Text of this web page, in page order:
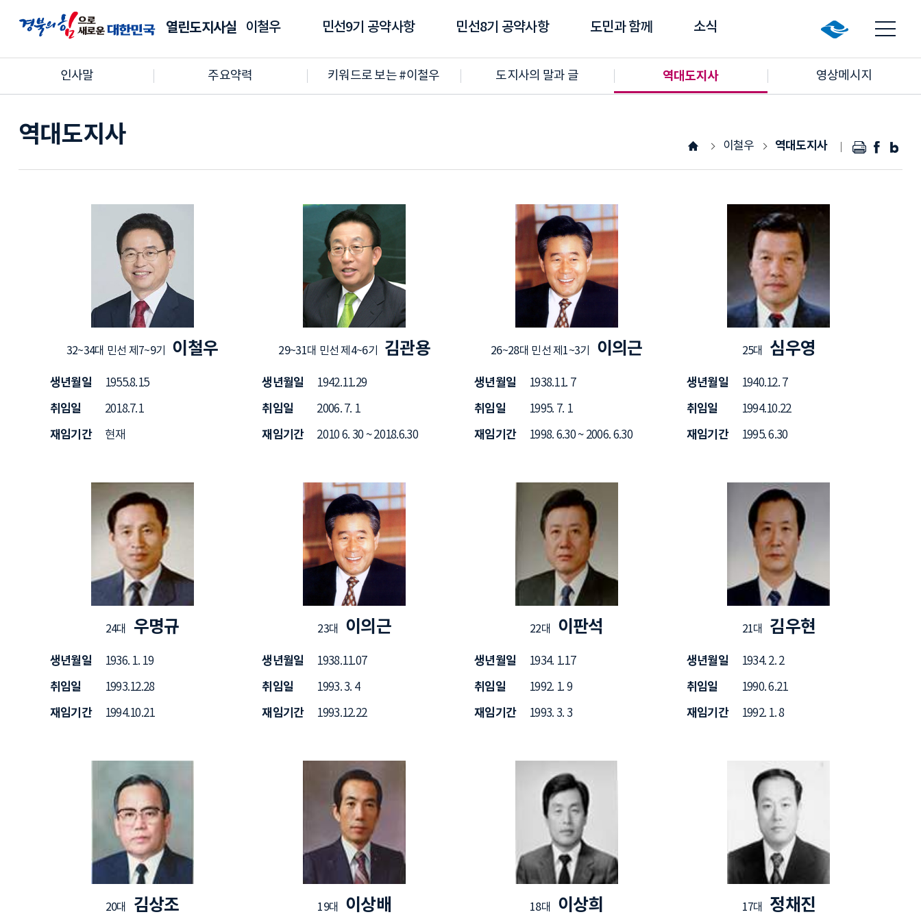
열린도지사실 이철우 민선9기 공약사항 민선8기 공약사항 도민과 함께 소식
인사말 주요약력 키워드로 보는 #이철우 도지사의 말과 글 역대도지사 영상메시지
역대도지사 이철우 역대도지사
32~34대 민선 제7~9기 이철우
생년월일 1955.8.15
취임일 2018.7.1
재임기간 현재
29~31대 민선 제4~6기 김관용
생년월일 1942.11.29
취임일 2006. 7. 1
재임기간 2010 6. 30 ~ 2018.6.30
26~28대 민선 제1~3기 이의근
생년월일 1938.11. 7
취임일 1995. 7. 1
재임기간 1998. 6.30 ~ 2006. 6.30
25대 심우영
생년월일 1940.12. 7
취임일 1994.10.22
재임기간 1995. 6.30
24대 우명규
생년월일 1936. 1. 19
취임일 1993.12.28
재임기간 1994.10.21
23대 이의근
생년월일 1938.11.07
취임일 1993. 3. 4
재임기간 1993.12.22
22대 이판석
생년월일 1934. 1.17
취임일 1992. 1. 9
재임기간 1993. 3. 3
21대 김우현
생년월일 1934. 2. 2
취임일 1990. 6.21
재임기간 1992. 1. 8
20대 김상조 19대 이상배 18대 이상희 17대 정채진